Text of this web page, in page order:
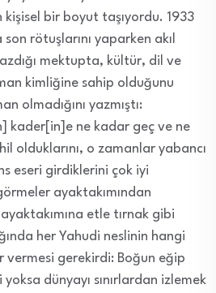
bir boyut taşıyordu. 1933
rötuşlarını yaparken akıl
mektupta, kültür, dil ve
kimliğine sahip olduğunu
olmadığını yazmıştı:
kader[in]e ne kadar geç ve ne
olduklarını, o zamanlar yabancı
eseri girdiklerini çok iyi
ayaktakımından
etle tırnak gibi
her Yahudi neslinin hangi
vermesi gerekirdi: Boğun eğip
dünyayı sınırlardan izlemek